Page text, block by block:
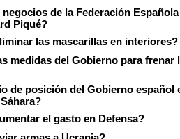
de la Federación
Piqué?
las mascarillas en interiores?
medidas del Gobierno para frenar
de posición del Gobierno español
el gasto en Defensa?